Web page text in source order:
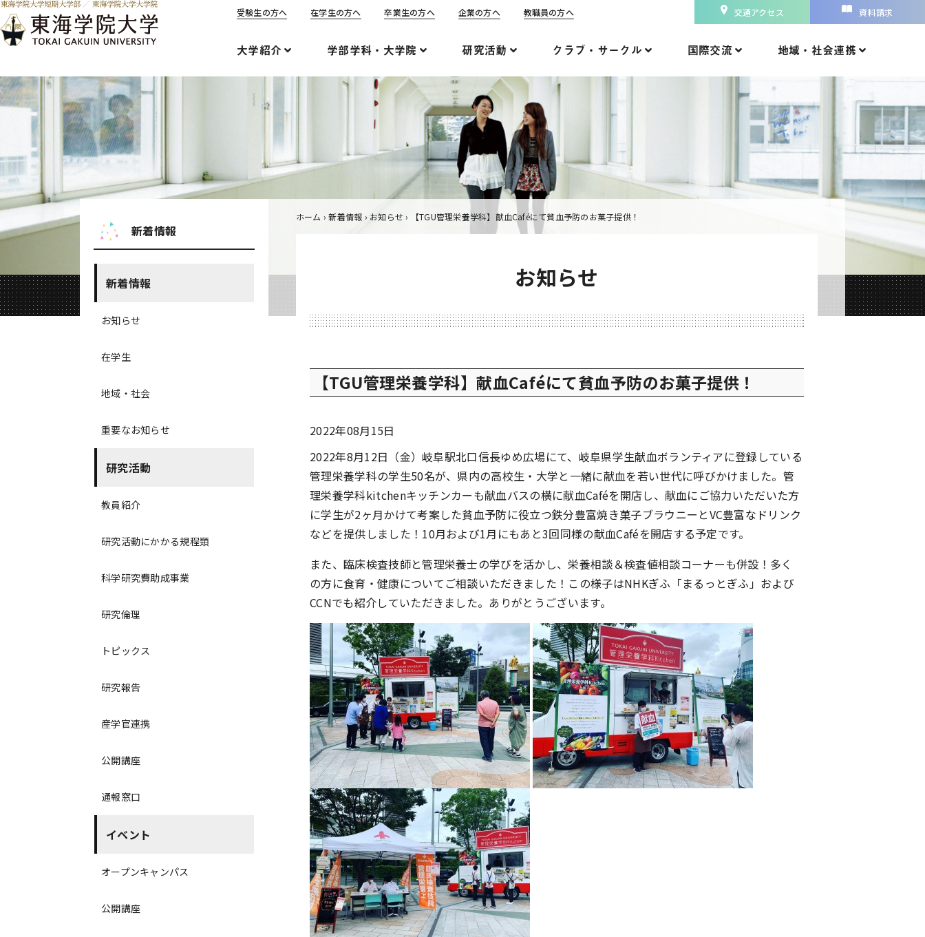
受験生の方へ 在学生の方へ 卒業生の方へ 企業の方へ 教職員の方へ 交通アクセス 資料請求
大学紹介 学部学科・大学院 研究活動 クラブ・サークル 国際交流 地域・社会連携
ホーム ›新着情報 › お知らせ› 【TGU管理栄養学科】献血Caféにて貧血予防のお菓子提供！
お知らせ
【TGU管理栄養学科】献血Caféにて貧血予防のお菓子提供！
2022年08月15日
2022年8月12日（金）岐阜駅北口信長ゆめ広場にて、岐阜県学生献血ボランティアに登録している
管理栄養学科の学生50名が、県内の高校生・大学と一緒に献血を若い世代に呼びかけました。管
理栄養学科kitchenキッチンカーも献血バスの横に献血Caféを開店し、献血にご協力いただいた方
に学生が2ヶ月かけて考案した貧血予防に役立つ鉄分豊富焼き菓子ブラウニーとVC豊富なドリンク
などを提供しました！10月および1月にもあと3回同様の献血Caféを開店する予定です。
また、臨床検査技師と管理栄養士の学びを活かし、栄養相談＆検査値相談コーナーも併設！多く
の方に食育・健康についてご相談いただきました！この様子はNHKぎふ「まるっとぎふ」および
CCNでも紹介していただきました。ありがとうございます。
新着情報
新着情報
お知らせ
在学生
地域・社会
重要なお知らせ
研究活動
教員紹介
研究活動にかかる規程類
科学研究費助成事業
研究倫理
トピックス
研究報告
産学官連携
公開講座
通報窓口
イベント
オープンキャンパス
公開講座